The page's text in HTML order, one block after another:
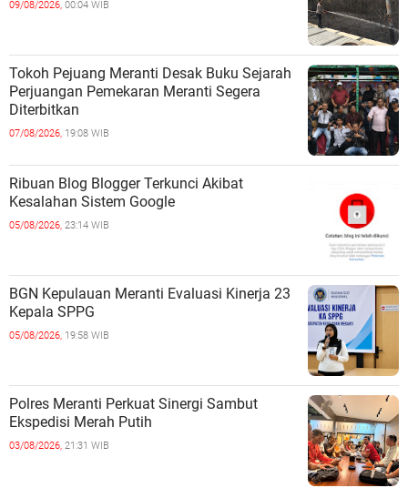
09/08/2026, 00:04 WIB
Tokoh Pejuang Meranti Desak Buku Sejarah
Perjuangan Pemekaran Meranti Segera
Diterbitkan
07/08/2026, 19:08 WIB
Ribuan Blog Blogger Terkunci Akibat
Kesalahan Sistem Google
05/08/2026, 23:14 WIB
BGN Kepulauan Meranti Evaluasi Kinerja 23
Kepala SPPG
05/08/2026, 19:58 WIB
Polres Meranti Perkuat Sinergi Sambut
Ekspedisi Merah Putih
03/08/2026, 21:31 WIB